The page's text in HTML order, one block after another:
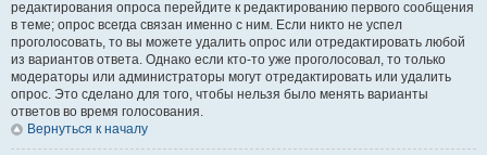
редактирования опроса перейдите к редактированию первого сообщения
в теме; опрос всегда связан именно с ним. Если никто не успел
проголосовать, то вы можете удалить опрос или отредактировать любой
из вариантов ответа. Однако если кто-то уже проголосовал, то только
модераторы или администраторы могут отредактировать или удалить
опрос. Это сделано для того, чтобы нельзя было менять варианты
ответов во время голосования.
Вернуться к началу